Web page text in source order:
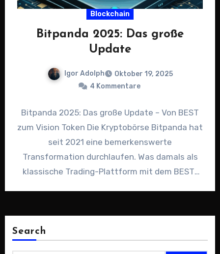
Blockchain
Bitpanda 2025: Das große
Update
Igor Adolph
Oktober 19, 2025
4 Kommentare
Bitpanda 2025: Das große Update – Von BEST
zum Vision Token Die Kryptobörse Bitpanda hat
seit 2021 eine bemerkenswerte
Transformation durchlaufen. Was damals als
klassische Trading-Plattform mit dem BEST-
Search